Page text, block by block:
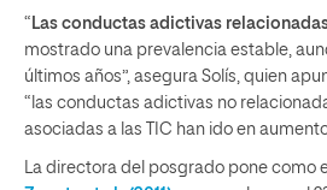
“ Las conductas adictivas
mostrado una prevalencia estable,
últimos años”, asegura Solís, quien
“las conductas adictivas no
asociadas a las TIC han ido en
La directora del posgrado pone como